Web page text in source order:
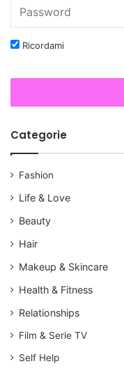
Ricordami
Categorie
Fashion
Life & Love
Beauty
Hair
Makeup & Skincare
Health & Fitness
Relationships
Film & Serie TV
Self Help